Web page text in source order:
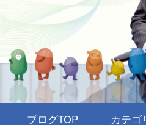
ブログTOP カテゴ